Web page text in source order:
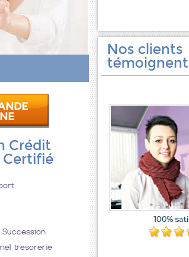
Crédit
Certifié
tresorerie
Nos clients
témoignent